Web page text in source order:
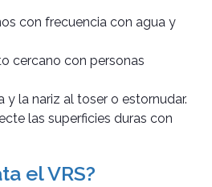
con frecuencia con agua y
cercano con personas
y la nariz al toser o estornudar.
las superficies duras con
el VRS?